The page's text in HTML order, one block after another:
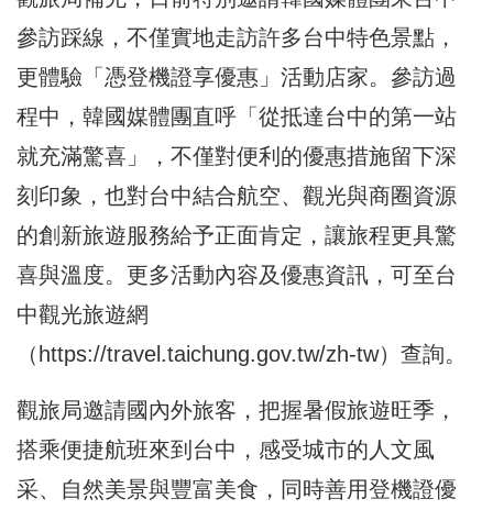
參訪踩線，不僅實地走訪許多台中特色景點，
更體驗「憑登機證享優惠」活動店家。參訪過
程中，韓國媒體團直呼「從抵達台中的第一站
就充滿驚喜」，不僅對便利的優惠措施留下深
刻印象，也對台中結合航空、觀光與商圈資源
的創新旅遊服務給予正面肯定，讓旅程更具驚
喜與溫度。更多活動內容及優惠資訊，可至台
中觀光旅遊網
（ https://travel.taichung.gov.tw/zh-tw）查詢。
觀旅局邀請國內外旅客，把握暑假旅遊旺季，
搭乘便捷航班來到台中，感受城市的人文風
采、自然美景與豐富美食，同時善用登機證優